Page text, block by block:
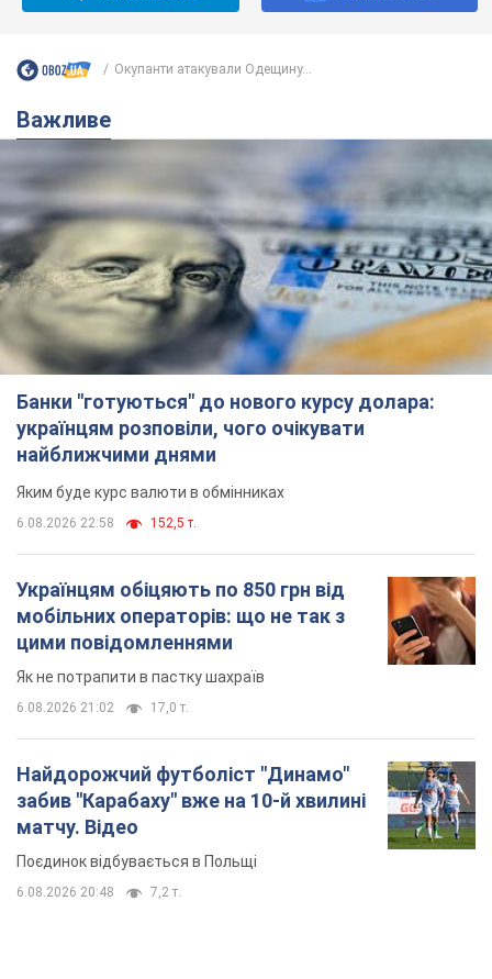
Окупанти атакували Одещину...
Важливе
Банки "готуються" до нового курсу долара:
українцям розповіли, чого очікувати
найближчими днями
Яким буде курс валюти в обмінниках
6.08.2026 22:58 152,5 т.
Українцям обіцяють по 850 грн від
мобільних операторів: що не так з
цими повідомленнями
Як не потрапити в пастку шахраїв
6.08.2026 21:02 17,0 т.
Найдорожчий футболіст "Динамо"
забив "Карабаху" вже на 10-й хвилині
матчу. Відео
Поєдинок відбувається в Польщі
6.08.2026 20:48 7,2 т.